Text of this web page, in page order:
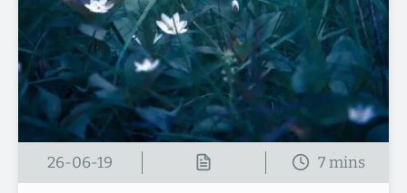
26-06-19